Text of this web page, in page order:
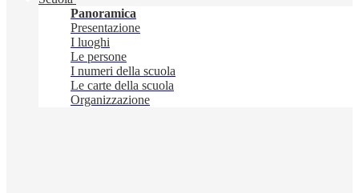
Panoramica
Presentazione
I luoghi
Le persone
I numeri della scuola
Le carte della scuola
Organizzazione